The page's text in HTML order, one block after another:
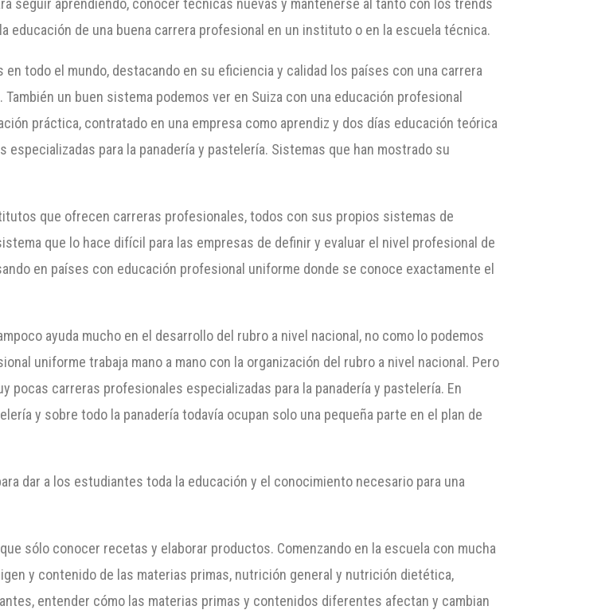
educación de una buena carrera profesional en un instituto o en la escuela técnica.
todo el mundo, destacando en su eficiencia y calidad los países con una carrera
un buen sistema podemos ver en Suiza con una educación profesional
práctica, contratado en una empresa como aprendiz y dos días educación teórica
para la panadería y pastelería. Sistemas que han mostrado su
que ofrecen carreras profesionales, todos con sus propios sistemas de
que lo hace difícil para las empresas de definir y evaluar el nivel profesional de
en países con educación profesional uniforme donde se conoce exactamente el
ayuda mucho en el desarrollo del rubro a nivel nacional, no como lo podemos
uniforme trabaja mano a mano con la organización del rubro a nivel nacional. Pero
pocas carreras profesionales especializadas para la panadería y pastelería. En
y sobre todo la panadería todavía ocupan solo una pequeña parte en el plan de
dar a los estudiantes toda la educación y el conocimiento necesario para una
sólo conocer recetas y elaborar productos. Comenzando en la escuela con mucha
y contenido de las materias primas, nutrición general y nutrición dietética,
entender cómo las materias primas y contenidos diferentes afectan y cambian